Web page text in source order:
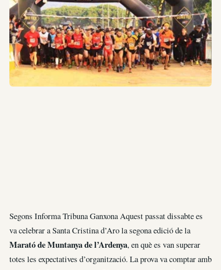
Segons Informa Tribuna Ganxona Aquest passat dissabte es
va celebrar a Santa Cristina d’Aro la segona edició de la
Marató de Muntanya de l’Ardenya, en què es van superar
totes les expectatives d’organització. La prova va comptar amb